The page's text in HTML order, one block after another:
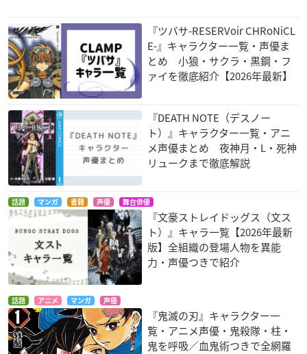
『ツバサ-RESERVoir CHRoNiCL
E-』キャラクター一覧・声優ま
とめ 小狼・サクラ・黒鋼・フ
ァイを徹底紹介【2026年最新】
『DEATH NOTE（デスノー
ト）』キャラクター一覧・アニ
メ声優まとめ 夜神月・L・死神
リュークまで徹底解説
話題 マンガ 書籍 声優 舞台俳優
『文豪ストレイドッグス（文ス
ト）』キャラ一覧【2026年最新
版】全組織の登場人物を異能
力・声優つきで紹介
話題 アニメ マンガ 声優
『鬼滅の刃』キャラクター一
覧・アニメ声優・鬼殺隊・柱・
鬼を呼吸／血鬼術つきで全網羅